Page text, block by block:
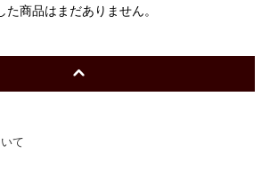
た商品はまだありません。
て